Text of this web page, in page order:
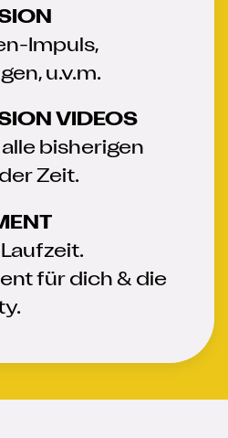
Impuls,
u.v.m.
VIDEOS
bisherigen
Zeit.
für dich & die